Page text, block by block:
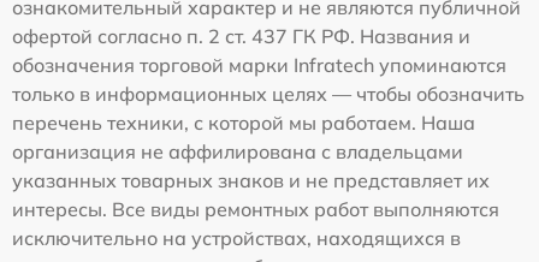
ознакомительный характер и не являются публичной
офертой согласно п. 2 ст. 437 ГК РФ. Названия и
обозначения торговой марки Infratech упоминаются
только в информационных целях — чтобы обозначить
перечень техники, с которой мы работаем. Наша
организация не аффилирована с владельцами
указанных товарных знаков и не представляет их
интересы. Все виды ремонтных работ выполняются
исключительно на устройствах, находящихся в